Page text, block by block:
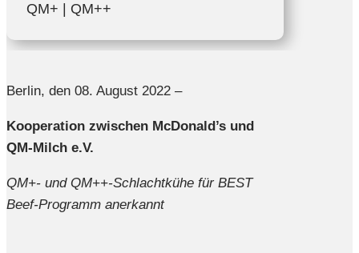
QM+ | QM++
Berlin, den 08. August 2022​ –
Kooperation zwischen McDonald’s und
QM-Milch e.V.
QM+- und QM++-Schlachtkühe für BEST
Beef-Programm anerkannt